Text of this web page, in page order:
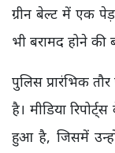
ग्रीन बेल्ट में एक
भी बरामद होने की
पुलिस प्रारंभिक
है। मीडिया
हुआ है, जिसमें